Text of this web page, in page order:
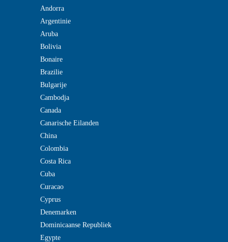
Andorra
Argentinie
Aruba
Bolivia
Bonaire
Brazilie
Bulgarije
Cambodja
Canada
Canarische Eilanden
China
Colombia
Costa Rica
Cuba
Curacao
Cyprus
Denemarken
Dominicaanse Republiek
Egypte